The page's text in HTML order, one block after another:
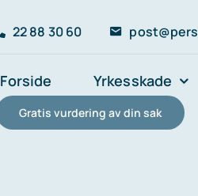
22 88 30 60
Forside Yrkesskade
Gratis vurdering av din sak